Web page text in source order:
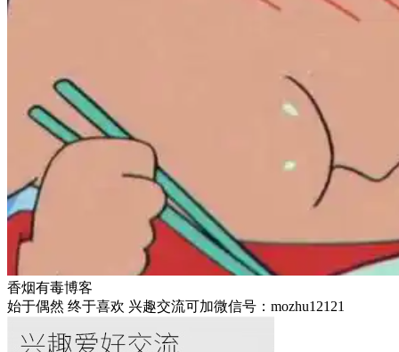
香烟有毒博客
始于偶然 终于喜欢 兴趣交流可加微信号：mozhu12121